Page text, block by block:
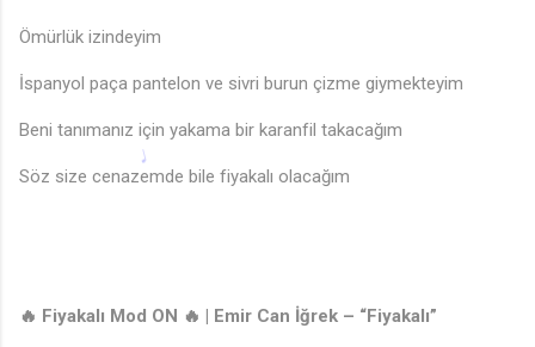
Ömürlük izindeyim
İspanyol paça pantelon ve sivri burun çizme giymekteyim
Beni tanımanız için yakama bir karanfil takacağım
Söz size cenazemde bile fiyakalı olacağım
🔥 Fiyakalı Mod ON 🔥 | Emir Can İğrek – “Fiyakalı”